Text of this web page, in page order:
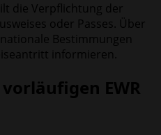
die Verpflichtung der
oder Passes. Über
Bestimmungen
informieren.
EWR